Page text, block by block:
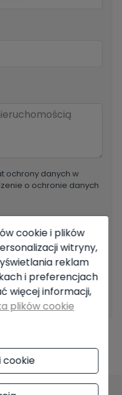
ochrony danych w
o ochronie danych
cookie i plików
witryny,
reklam
i preferencjach
więcej informacji,
plików cookie
cookie